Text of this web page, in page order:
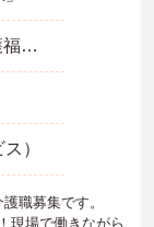
【求める資格】 ■介護福祉士
）
職募集です。
現場で働きながら